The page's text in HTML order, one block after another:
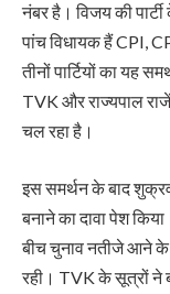
नंबर है। विजय की
पांच विधायक हैं CPI,
तीनों पार्टियों का यह
TVK और राज्यपाल
चल रहा है।
इस समर्थन के बाद
बनाने का दावा पेश
बीच चुनाव नतीजे आने के
रही। TVK के सूत्रों ने